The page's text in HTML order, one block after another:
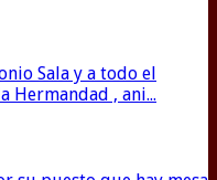
Sala y a todo el
Hermandad , ani...